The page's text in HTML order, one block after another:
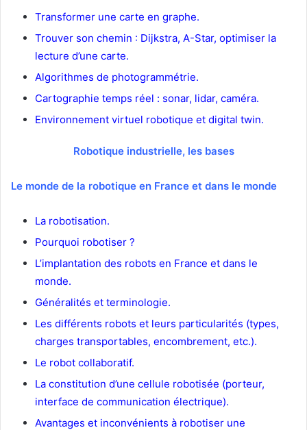
Transformer une carte en graphe.
Trouver son chemin : Dijkstra, A-Star, optimiser la
lecture d’une carte.
Algorithmes de photogrammétrie.
Cartographie temps réel : sonar, lidar, caméra.
Environnement virtuel robotique et digital twin.
Robotique industrielle, les bases
Le monde de la robotique en France et dans le monde
La robotisation.
Pourquoi robotiser ?
L’implantation des robots en France et dans le
monde.
Généralités et terminologie.
Les différents robots et leurs particularités (types,
charges transportables, encombrement, etc.).
Le robot collaboratif.
La constitution d’une cellule robotisée (porteur,
interface de communication électrique).
Avantages et inconvénients à robotiser une